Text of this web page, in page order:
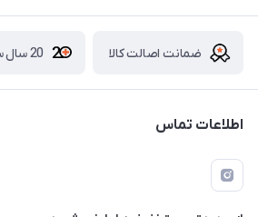
ضمانت اصالت کالا 20 سال سابقه فروش حضوری
اطلاعات تماس
09229839700 - 08338354666
info@cosmetics110.com